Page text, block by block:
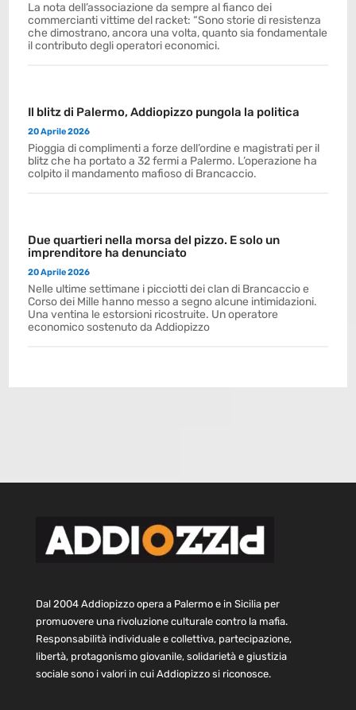
La nota dell’associazione da sempre al fianco dei
commercianti vittime del racket: “Sono storie di resistenza
che dimostrano, ancora una volta, quanto sia fondamentale
il contributo degli operatori economici.
Il blitz di Palermo, Addiopizzo pungola la politica
20 Aprile 2026
Pioggia di complimenti a forze dell’ordine e magistrati per il
blitz che ha portato a 32 fermi a Palermo. L’operazione ha
colpito il mandamento mafioso di Brancaccio.
Due quartieri nella morsa del pizzo. E solo un
imprenditore ha denunciato
20 Aprile 2026
Nelle ultime settimane i picciotti dei clan di Brancaccio e
Corso dei Mille hanno messo a segno alcune intimidazioni.
Una ventina le estorsioni ricostruite. Un operatore
economico sostenuto da Addiopizzo
Dal 2004 Addiopizzo opera a Palermo e in Sicilia per
promuovere una rivoluzione culturale contro la mafia.
Responsabilità individuale e collettiva, partecipazione,
libertà, protagonismo giovanile, solidarietà e giustizia
sociale sono i valori in cui Addiopizzo si riconosce.